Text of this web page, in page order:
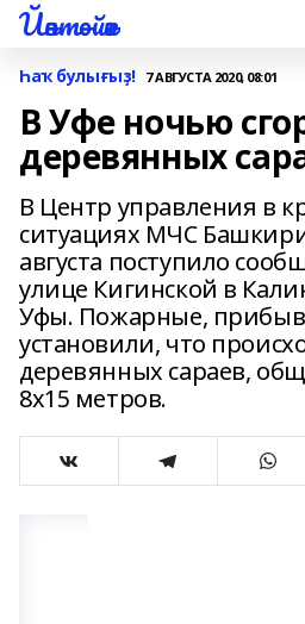
Йәнтөйәк
Һаҡ булығыҙ! 7 АВГУСТА 2020, 08:01
В Уфе ночью
деревянных
В Центр управления в
ситуациях МЧС
августа поступило
улице Кигинской в
Уфы. Пожарные, прибыв
установили, что
деревянных сараев,
8х15 метров.